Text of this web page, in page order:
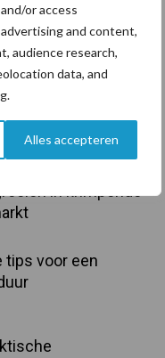
or access
and content,
audience research,
data, and
Alles accepteren
Partner nieuws
in krimpende
tips voor een